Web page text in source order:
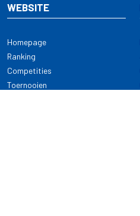
WEBSITE
Homepage
Ranking
Competities
Toernooien